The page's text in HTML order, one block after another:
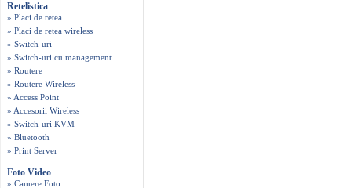
Retelistica
» Placi de retea
» Placi de retea wireless
» Switch-uri
» Switch-uri cu management
» Routere
» Routere Wireless
» Access Point
» Accesorii Wireless
» Switch-uri KVM
» Bluetooth
» Print Server
Foto Video
» Camere Foto